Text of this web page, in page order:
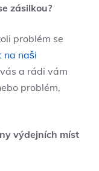
⁤zásilkou?
problém se
na naši
a rádi vám
problém,‍
výdejních míst